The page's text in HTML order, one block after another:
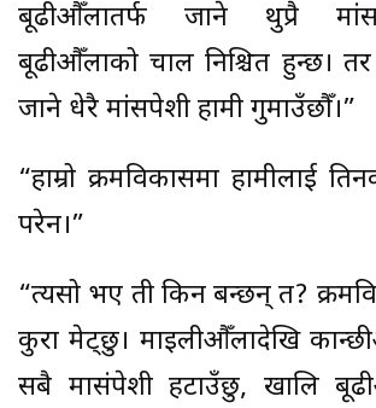
बूढीऔँलातर्फ जाने थुप्रै
बूढीऔँलाको चाल निश्चित हुन्छ।
जाने धेरै मांसपेशी हामी गुमाउँछौँ।”
“हाम्रो क्रमविकासमा हामीलाई
परेन।”
“त्यसो भए ती किन बन्छन् त?
कुरा मेट्छु। माइलीऔँलादेखि
सबै मासंपेशी हटाउँछु, खालि